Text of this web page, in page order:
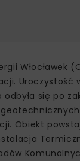
Włocławek
Uroczystość
się po
Obiekt